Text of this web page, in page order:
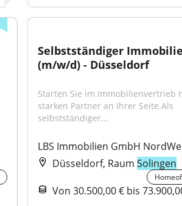
Selbstständiger
(m/w/d) - Düsseldorf
Starten Sie im Immobilienvertrieb
starken Partner an Ihrer Seite.Als
selbstständiger...
LBS Immobilien GmbH
Düsseldorf, RaumSolingen
Von 30.500,00 € bis